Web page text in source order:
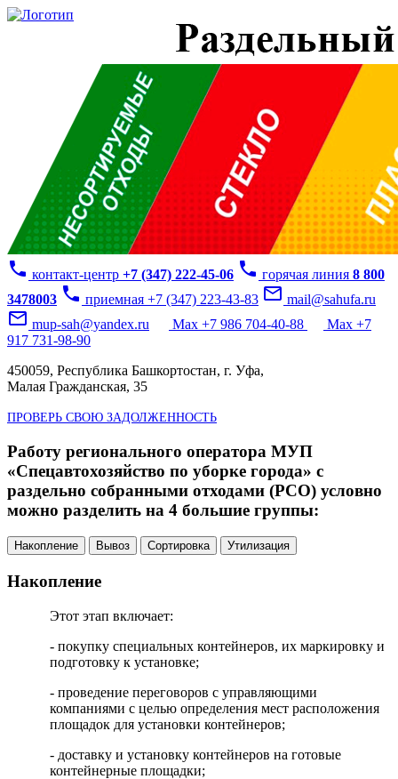
phone контакт-центр +7 (347) 222-45-06 phone горячая линия 8 800
3478003 phone приемная +7 (347) 223-43-83 mail_outline mail@sahufa.ru
mail_outline mup-sah@yandex.ru Max +7 986 704-40-88
Max +7
917 731-98-90
450059, Республика Башкортостан, г. Уфа,
Малая Гражданская, 35
ПРОВЕРЬ СВОЮ ЗАДОЛЖЕННОСТЬ
Работу регионального оператора МУП
«Спецавтохозяйство по уборке города» с
раздельно собранными отходами (РСО) условно
можно разделить на 4 большие группы:
Накопление Вывоз Сортировка Утилизация
Накопление
Этот этап включает:
- покупку специальных контейнеров, их маркировку и
подготовку к установке;
- проведение переговоров с управляющими
компаниями с целью определения мест расположения
площадок для установки контейнеров;
- доставку и установку контейнеров на готовые
контейнерные площадки;